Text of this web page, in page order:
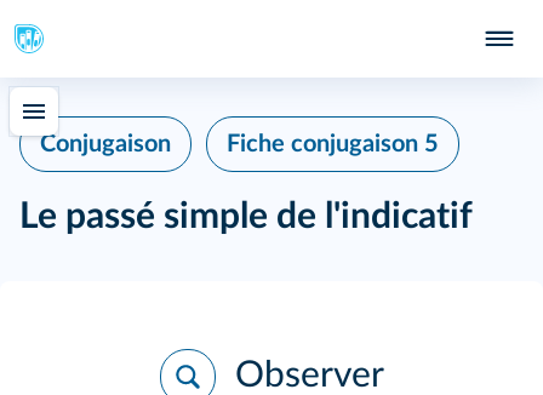
Conjugaison Fiche conjugaison 5
Le passé simple de l'indicatif
Observer